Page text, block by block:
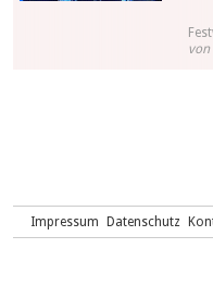
von
Impressum Datenschutz